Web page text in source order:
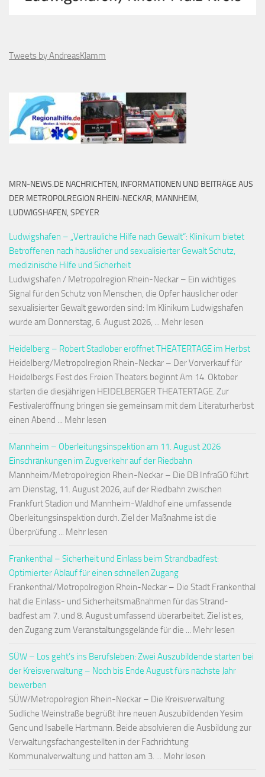
Tweets by AndreasKlamm
MRN-NEWS.DE NACHRICHTEN, INFORMATIONEN UND BEITRÄGE AUS
DER METROPOLREGION RHEIN-NECKAR, MANNHEIM,
LUDWIGSHAFEN, SPEYER
Ludwigshafen – „Vertrauliche Hilfe nach Gewalt“: Klinikum bietet
Betroffenen nach häuslicher und sexualisierter Gewalt Schutz,
medizinische Hilfe und Sicherheit
Ludwigshafen / Metropolregion Rhein-Neckar – Ein wichtiges
Signal für den Schutz von Menschen, die Opfer häuslicher oder
sexualisierter Gewalt geworden sind: Im Klinikum Ludwigshafen
wurde am Donnerstag, 6. August 2026, ... Mehr lesen
Heidelberg – Robert Stadlober eröffnet THEATERTAGE im Herbst
Heidelberg/Metropolregion Rhein-Neckar – Der Vorverkauf für
Heidelbergs Fest des Freien Theaters beginnt Am 14. Oktober
starten die diesjährigen HEIDELBERGER THEATERTAGE. Zur
Festivaleröffnung bringen sie gemeinsam mit dem Literaturherbst
einen Abend ... Mehr lesen
Mannheim – Oberleitungsinspektion am 11. August 2026
Einschränkungen im Zugverkehr auf der Riedbahn
Mannheim/Metropolregion Rhein-Neckar – Die DB InfraGO führt
am Dienstag, 11. August 2026, auf der Riedbahn zwischen
Frankfurt Stadion und Mannheim-Waldhof eine umfassende
Oberleitungsinspektion durch. Ziel der Maßnahme ist die
Überprüfung ... Mehr lesen
Frankenthal – Sicherheit und Einlass beim Strandbadfest:
Optimierter Ablauf für einen schnellen Zugang
Frankenthal/Metropolregion Rhein-Neckar – Die Stadt Frankenthal
hat die Einlass- und Sicherheitsmaßnahmen für das Strand-
badfest am 7. und 8. August umfassend überarbeitet. Ziel ist es,
den Zugang zum Veranstaltungsgelände für die ... Mehr lesen
SÜW – Los geht’s ins Berufsleben: Zwei Auszubildende starten bei
der Kreisverwaltung – Noch bis Ende August fürs nächste Jahr
bewerben
SÜW/Metropolregion Rhein-Neckar – Die Kreisverwaltung
Südliche Weinstraße begrüßt ihre neuen Auszubildenden Yesim
Genc und Isabelle Hartmann. Beide absolvieren die Ausbildung zur
Verwaltungsfachangestellten in der Fachrichtung
Kommunalverwaltung und hatten am 3. ... Mehr lesen